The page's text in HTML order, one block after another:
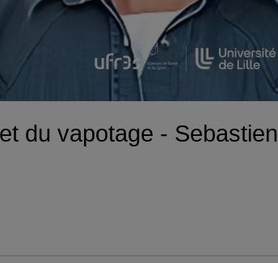
du vapotage - Sebastien